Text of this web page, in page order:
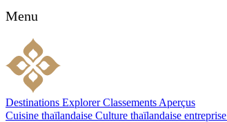
Menu
Destinations Explorer Classements Aperçus
Cuisine thaïlandaise Culture thaïlandaise entreprise